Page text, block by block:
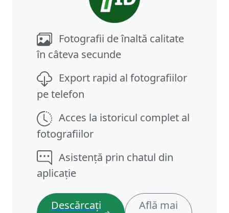
Fotografii de înaltă calitate
în câteva secunde
Export rapid al fotografiilor
pe telefon
Acces la istoricul complet al
fotografiilor
Asistență prin chatul din
aplicație
Descărcați
Află mai